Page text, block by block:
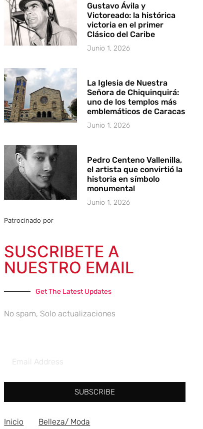
Gustavo Ávila y
Victoreado: la histórica
victoria en el primer
Clásico del Caribe
Junio 1, 2026
La Iglesia de Nuestra
Señora de Chiquinquirá:
uno de los templos más
emblemáticos de Caracas
Junio 1, 2026
Pedro Centeno Vallenilla,
el artista que convirtió la
historia en símbolo
monumental
Junio 1, 2026
Patrocinado por
SUSCRIBETE A
NUESTRO EMAIL
Get The Latest Updates
No spam, Solo actualizaciones
SUBSCRIBE
Inicio Belleza/ Moda